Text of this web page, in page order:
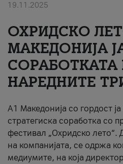
#ПодобарОнлајн
19.11.2025
ОХРИДСКО
МАКЕДОНИЈА
СОРАБОТКАТА
НАРЕДНИТЕ
A1 Македонија со гордост
стратегиска соработка со
фестивал „Охридско лето“.
на компанијата, се одржа
медиумите, на која